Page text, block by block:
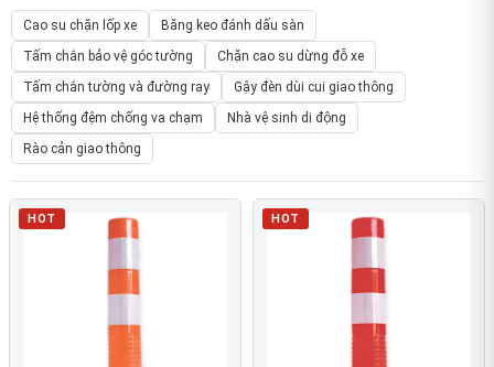
Cao su chặn lốp xe
Băng keo đánh dấu sàn
Tấm chắn bảo vệ góc tường
Chặn cao su dừng đỗ xe
Tấm chắn tường và đường ray
Gậy đèn dùi cui giao thông
Hệ thống đệm chống va chạm
Nhà vệ sinh di động
Rào cản giao thông
HOT HOT